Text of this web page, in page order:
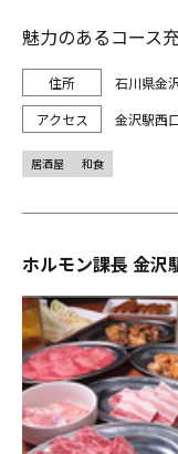
魅力のあるコース
石川県金
金沢駅西
居酒屋 和食
ホルモン課長 金沢